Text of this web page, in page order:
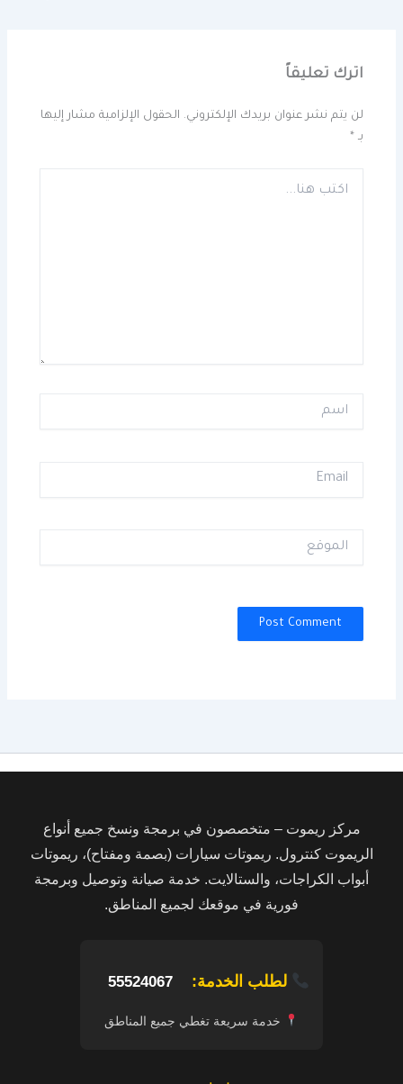
اترك تعليقاً
لن يتم نشر عنوان بريدك الإلكتروني. الحقول الإلزامية مشار إليها
بـ *
هنا...
اسم
Email
الموقع
مركز ريموت – متخصصون في برمجة ونسخ جميع أنواع
الريموت كنترول. ريموتات سيارات (بصمة ومفتاح)، ريموتات
أبواب الكراجات، والستالايت. خدمة صيانة وتوصيل وبرمجة
فورية في موقعك لجميع المناطق.
لطلب الخدمة: 55524067
خدمة سريعة تغطي جميع المناطق